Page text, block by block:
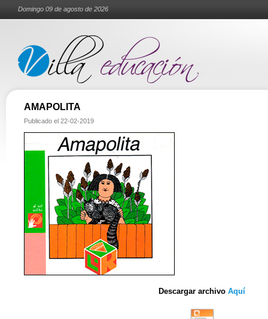
Domingo 09 de agosto de 2026
AMAPOLITA
Publicado el 22-02-2019
Descargar archivo Aquí